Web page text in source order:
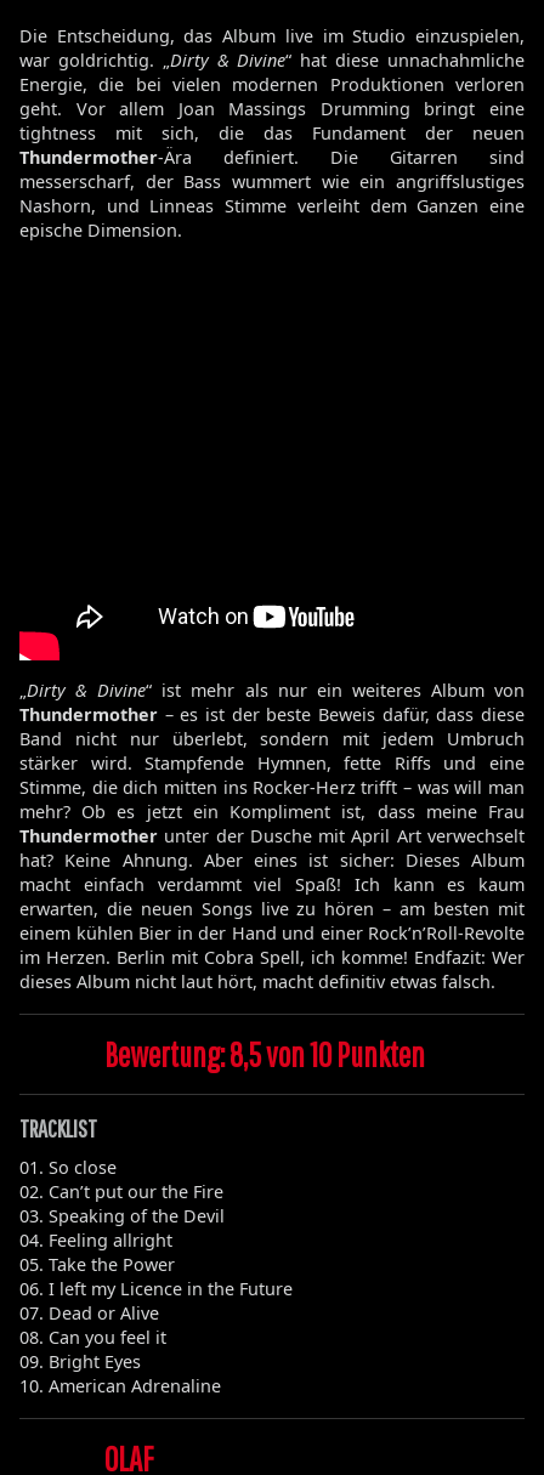
Die Entscheidung, das Album live im Studio einzuspielen,
war goldrichtig. „ Dirty & Divine“ hat diese unnachahmliche
Energie, die bei vielen modernen Produktionen verloren
geht. Vor allem Joan Massings Drumming bringt eine
tightness mit sich, die das Fundament der neuen
Thundermother-Ära definiert. Die Gitarren sind
messerscharf, der Bass wummert wie ein angriffslustiges
Nashorn, und Linneas Stimme verleiht dem Ganzen eine
epische Dimension.
Dirty & Divine“ ist mehr als nur ein weiteres Album von
Thundermother – es ist der beste Beweis dafür, dass diese
Band nicht nur überlebt, sondern mit jedem Umbruch
stärker wird. Stampfende Hymnen, fette Riffs und eine
Stimme, die dich mitten ins Rocker-Herz trifft – was will man
mehr? Ob es jetzt ein Kompliment ist, dass meine Frau
Thundermother unter der Dusche mit April Art verwechselt
hat? Keine Ahnung. Aber eines ist sicher: Dieses Album
macht einfach verdammt viel Spaß! Ich kann es kaum
erwarten, die neuen Songs live zu hören – am besten mit
einem kühlen Bier in der Hand und einer Rock’n’Roll-Revolte
im Herzen. Berlin mit Cobra Spell, ich komme! Endfazit: Wer
dieses Album nicht laut hört, macht definitiv etwas falsch.
Bewertung: 8,5 von 10 Punkten
TRACKLIST
01. So close
02. Can’t put our the Fire
03. Speaking of the Devil
04. Feeling allright
05. Take the Power
06. I left my Licence in the Future
07. Dead or Alive
08. Can you feel it
09. Bright Eyes
10. American Adrenaline
OLAF